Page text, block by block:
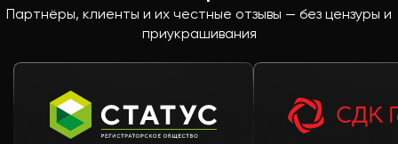
приоритеты
функционал сайта. Фиксируем все
необходимые работы со сроками и ценами
Партнёры, клиенты и их честные отзывы — без цензуры и
приукрашивания